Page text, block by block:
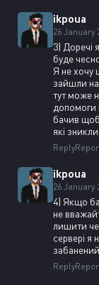
ikpoua
26 January
3) Доречі
буде
Я не хочу
зайшли на
тут може
допомоги
бачив
які
Reply
ikpoua
26 January
4) Якщо
не
лишити
сервері я
Reply